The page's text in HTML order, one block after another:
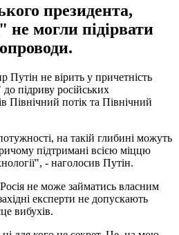
президента,
не могли підірвати
Путін не вірить у причетність
підриву російських
Північний потік та Північний
на такій глибині можуть
підтримані всією міццю
- наголосив Путін.
не може займатись власним
експерти не допускають
вибухів.